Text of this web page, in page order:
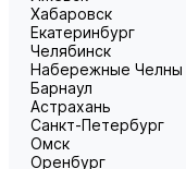
Хабаровск
Екатеринбург
Челябинск
Набережные Челны
Барнаул
Астрахань
Санкт-Петербург
Омск
Оренбург